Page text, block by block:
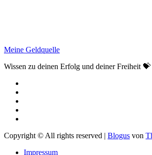
Meine Geldquelle
Wissen zu deinen Erfolg und deiner Freiheit 💝
Copyright © All rights reserved | Blogus von
Impressum